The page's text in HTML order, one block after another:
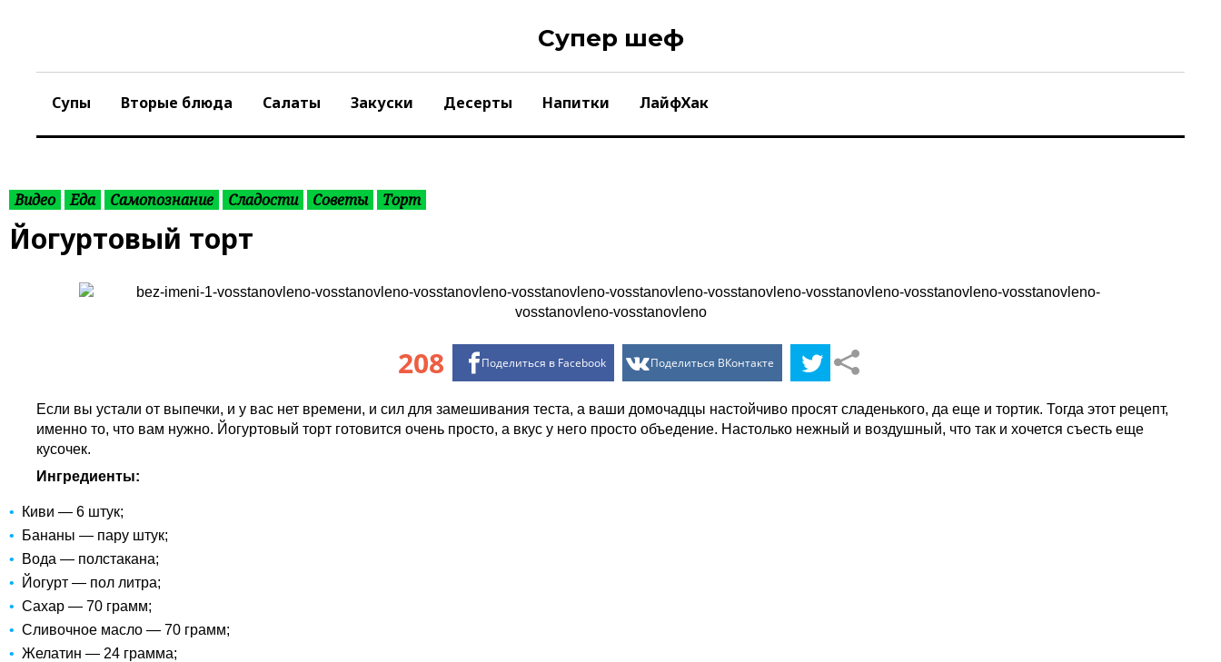
t
e
n
t
Супер шеф
Супы Вторые блюда Салаты Закуски Десерты Напитки ЛайфХак
Видео Еда Самопознание Сладости Советы Торт
Йогуртовый торт
208 Поделиться в Facebook Поделиться ВКонтакте
Если вы устали от выпечки, и у вас нет времени, и сил для замешивания теста, а ваши домочадцы настойчиво просят сладенького, да еще и тортик. Тогда этот рецепт,
именно то, что вам нужно. Йогуртовый торт готовится очень просто, а вкус у него просто объедение. Настолько нежный и воздушный, что так и хочется съесть еще
кусочек.
Ингредиенты:
Киви — 6 штук;
Бананы — пару штук;
Вода — полстакана;
Йогурт — пол литра;
Сахар — 70 грамм;
Сливочное масло — 70 грамм;
Желатин — 24 грамма;